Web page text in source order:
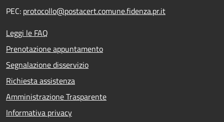
PEC: protocollo@postacert.comune.fidenza.pr.it
Leggi le FAQ
Prenotazione appuntamento
Segnalazione disservizio
Richiesta assistenza
Amministrazione Trasparente
Informativa privacy